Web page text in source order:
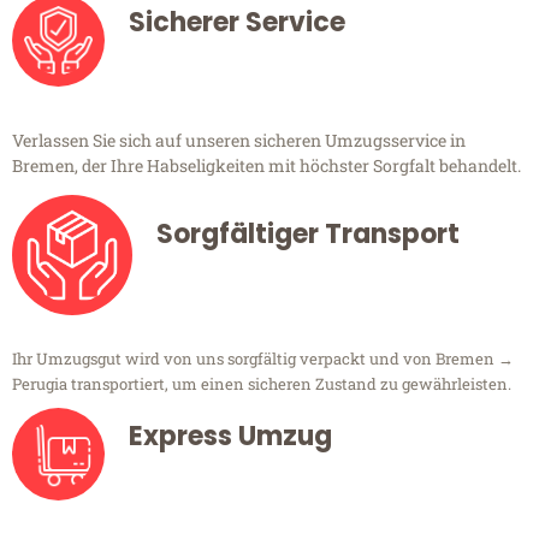
Sicherer Service
Verlassen Sie sich auf unseren sicheren Umzugsservice in
Bremen, der Ihre Habseligkeiten mit höchster Sorgfalt behandelt.
Sorgfältiger Transport
Ihr Umzugsgut wird von uns sorgfältig verpackt und von Bremen →
Perugia transportiert, um einen sicheren Zustand zu gewährleisten.
Express Umzug